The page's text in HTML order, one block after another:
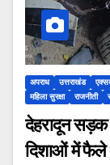
अपराध उत्तराखंड
महिला सुरक्षा
राजनीती
देहरादून सड़क
दिशाओं में फैले